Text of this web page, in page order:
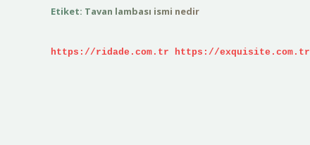
Etiket: Tavan lambası ismi nedir
https://ridade.com.tr https://exquisite.com.tr